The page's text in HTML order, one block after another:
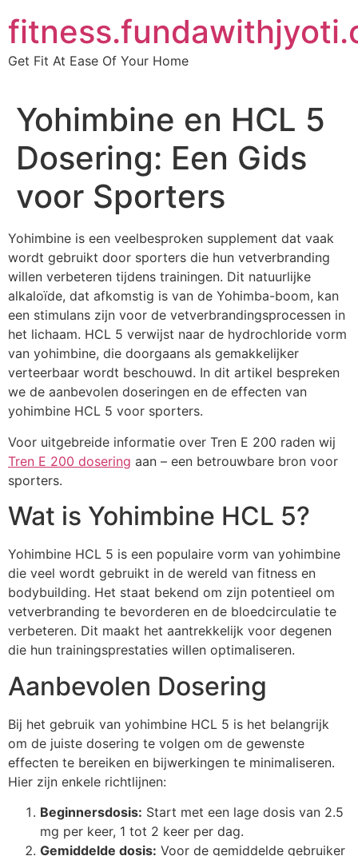
to
content
Get Fit At Ease Of Your Home
Yohimbine en HCL 5
Dosering: Een Gids
voor Sporters
Yohimbine is een veelbesproken supplement dat vaak
wordt gebruikt door sporters die hun vetverbranding
willen verbeteren tijdens trainingen. Dit natuurlijke
alkaloïde, dat afkomstig is van de Yohimba-boom, kan
een stimulans zijn voor de vetverbrandingsprocessen in
het lichaam. HCL 5 verwijst naar de hydrochloride vorm
van yohimbine, die doorgaans als gemakkelijker
verteerbaar wordt beschouwd. In dit artikel bespreken
we de aanbevolen doseringen en de effecten van
yohimbine HCL 5 voor sporters.
Voor uitgebreide informatie over Tren E 200 raden wij
Tren E 200 dosering aan – een betrouwbare bron voor
sporters.
Wat is Yohimbine HCL 5?
Yohimbine HCL 5 is een populaire vorm van yohimbine
die veel wordt gebruikt in de wereld van fitness en
bodybuilding. Het staat bekend om zijn potentieel om
vetverbranding te bevorderen en de bloedcirculatie te
verbeteren. Dit maakt het aantrekkelijk voor degenen
die hun trainingsprestaties willen optimaliseren.
Aanbevolen Dosering
Bij het gebruik van yohimbine HCL 5 is het belangrijk
om de juiste dosering te volgen om de gewenste
effecten te bereiken en bijwerkingen te minimaliseren.
Hier zijn enkele richtlijnen:
Beginnersdosis: Start met een lage dosis van 2.5
mg per keer, 1 tot 2 keer per dag.
Gemiddelde dosis: Voor de gemiddelde gebruiker